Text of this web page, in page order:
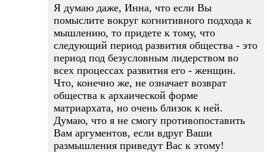
Я думаю даже, Инна, что если Вы
помыслите вокруг когнитивного подхода к
мышлению, то придете к тому, что
следующий период развития общества - это
период под безусловным лидерством во
всех процессах развития его - женщин.
Что, конечно же, не означает возврат
общества к архаической форме
матриархата, но очень близок к ней.
Думаю, что я не смогу противопоставить
Вам аргументов, если вдруг Ваши
размышления приведут Вас к этому!